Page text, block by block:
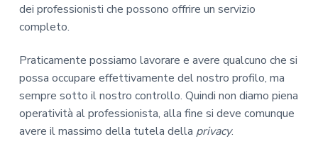
dei professionisti che possono offrire un servizio
completo.
Praticamente possiamo lavorare e avere qualcuno che si
possa occupare effettivamente del nostro profilo, ma
sempre sotto il nostro controllo. Quindi non diamo piena
operatività al professionista, alla fine si deve comunque
avere il massimo della tutela della privacy.